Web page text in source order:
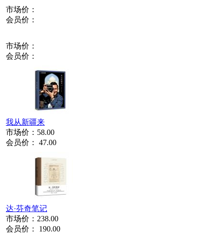
市场价：
会员价：
市场价：
会员价：
我从新疆来
市场价： 58.00
会员价： 47.00
达·芬奇笔记
市场价： 238.00
会员价： 190.00